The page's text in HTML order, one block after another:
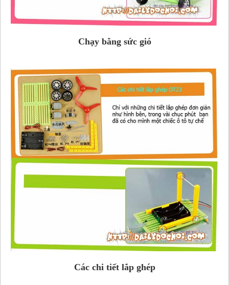
Chạy bằng sức gió
Các chi tiết lắp ghép